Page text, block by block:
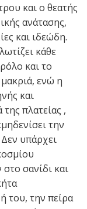
και ο θεατής
ανάτασης,
και ιδεώδη.
κάθε
και το
ενώ η
και
της πλατείας ,
την
υπάρχει
σανίδι και
του, την πείρα